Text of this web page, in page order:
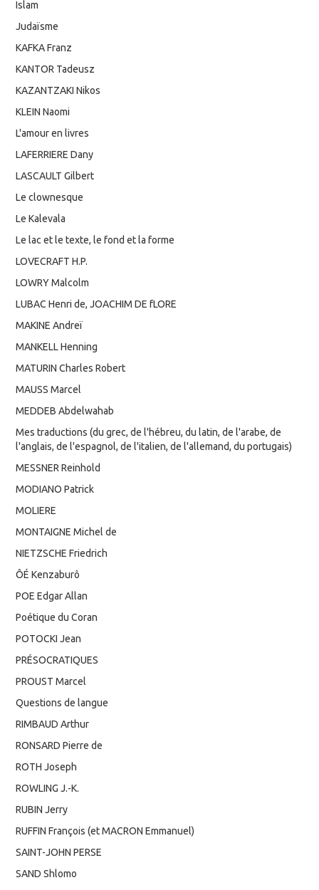
Islam
Judaïsme
KAFKA Franz
KANTOR Tadeusz
KAZANTZAKI Nikos
KLEIN Naomi
L'amour en livres
LAFERRIERE Dany
LASCAULT Gilbert
Le clownesque
Le Kalevala
Le lac et le texte, le fond et la forme
LOVECRAFT H.P.
LOWRY Malcolm
LUBAC Henri de, JOACHIM DE fLORE
MAKINE Andreï
MANKELL Henning
MATURIN Charles Robert
MAUSS Marcel
MEDDEB Abdelwahab
Mes traductions (du grec, de l'hébreu, du latin, de l'arabe, de
l'anglais, de l'espagnol, de l'italien, de l'allemand, du portugais)
MESSNER Reinhold
MODIANO Patrick
MOLIERE
MONTAIGNE Michel de
NIETZSCHE Friedrich
ÔÉ Kenzaburô
POE Edgar Allan
Poétique du Coran
POTOCKI Jean
PRÉSOCRATIQUES
PROUST Marcel
Questions de langue
RIMBAUD Arthur
RONSARD Pierre de
ROTH Joseph
ROWLING J.-K.
RUBIN Jerry
RUFFIN François (et MACRON Emmanuel)
SAINT-JOHN PERSE
SAND Shlomo